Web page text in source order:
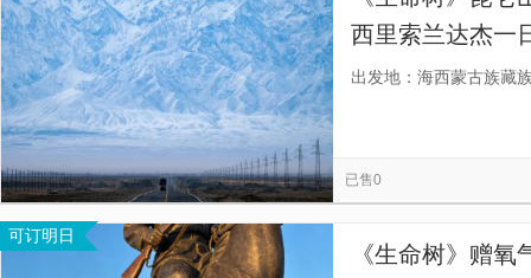
西里索兰达杰一
物、游玩自由度
出发地：海西蒙古族藏
已售0
可订明日
《生命树》赠